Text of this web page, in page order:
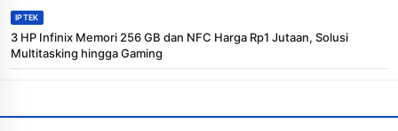
IPTEK
3 HP Infinix Memori 256 GB dan NFC Harga Rp1 Jutaan, Solusi
Multitasking hingga Gaming